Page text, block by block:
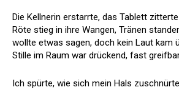
Die Kellnerin erstarrte, das Tablett
Röte stieg in ihre Wangen, Tränen
wollte etwas sagen, doch kein Laut kam
Stille im Raum war drückend, fast
Ich spürte, wie sich mein Hals